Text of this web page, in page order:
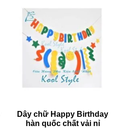
Dây chữ Happy Birthday
hàn quốc chất vải nỉ